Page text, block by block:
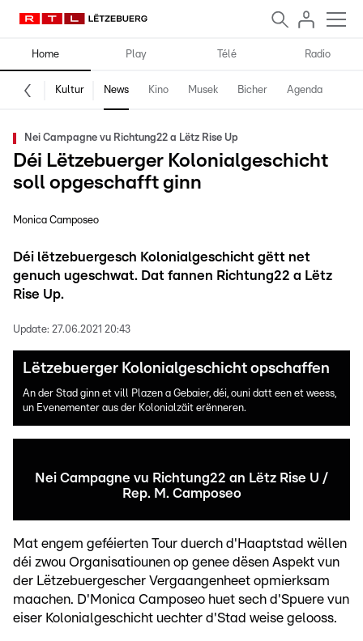
Home Play Télé Radio
Kultur News Kino Musek Bicher Agenda
Nei Campagne vu Richtung22 a Lëtz Rise Up
Déi Lëtzebuerger Kolonialgeschicht
soll opgeschafft ginn
Monica Camposeo
Déi lëtzebuergesch Kolonialgeschicht gëtt net
genuch ugeschwat. Dat fannen Richtung22 a Lëtz
Rise Up.
Update: 27.06.2021 20:43
Lëtzebuerger Kolonialgeschicht opschaffen
An der Stad ginn et vill Plazen a Gebaier, déi, ouni datt een et weess,
un Evenementer aus der Kolonialzäit erënneren.
Nei Campagne vu Richtung22 an Lëtz Rise U /
Rep. M. Camposeo
Mat engem geféierten Tour duerch d'Haaptstad wëllen
déi zwou Organisatiounen op genee dësen Aspekt vun
der Lëtzebuergescher Vergaangenheet opmierksam
maachen. D'Monica Camposeo huet sech d'Spuere vun
eiser Kolonialgeschicht uechter d'Stad weise gelooss.